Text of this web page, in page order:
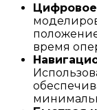
время